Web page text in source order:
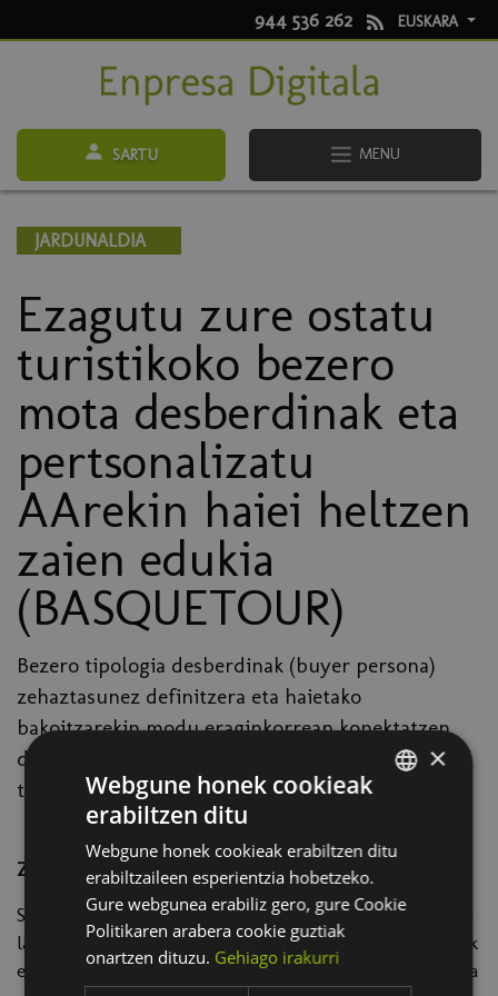
944 536 262 EUSKARA
SARTU MENU
JARDUNALDIA
Ezagutu zure ostatu
turistikoko bezero
mota desberdinak eta
pertsonalizatu
AArekin haiei heltzen
zaien edukia
(BASQUETOUR)
Bezero tipologia desberdinak (buyer persona)
zehaztasunez definitzera eta haietako
bakoitzarekin modu eraginkorrean konektatzen
duen eduki mota identifikatzen zuzendutako
tailerra.
Zer ikasiko duzu?
Saioak eduki-estrategia sendo eta eraginkorra garatzen
landuko du, bezero potentzialak erakartzeko, bisitariak
erreserba bihurtzeko eta bezeroak fidelizatzeko aukera
BASQUE
×
Webgune honek cookieak
erabiltzen ditu
Webgune honek cookieak erabiltzen ditu
erabiltzaileen esperientzia hobetzeko.
Gure webgunea erabiliz gero, gure Cookie
Politikaren arabera cookie guztiak
onartzen dituzu. Gehiago irakurri